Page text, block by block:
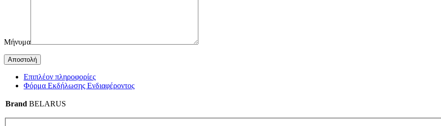
Μήνυμα
Επιπλέον πληροφορίες
Φόρμα Εκδήλωσης Ενδιαφέροντος
Brand BELARUS